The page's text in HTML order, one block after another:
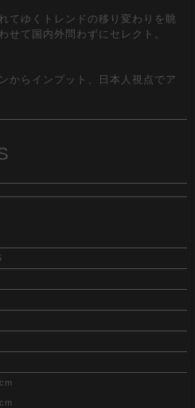
てゆくトレンドの移り変わりを眺
せて国内外問わずにセレクト。
からインプット、日本人視点でア